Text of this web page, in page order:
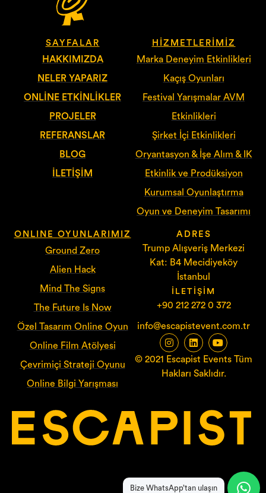
SAYFALAR
HAKKIMIZDA
NELER YAPARIZ
ONLINE ETKINLIKLER
PROJELER
REFERANSLAR
BLOG
İLETIŞIM
HIZMETLERIMIZ
Marka Deneyim Etkinlikleri
Kaçış Oyunları
Festival Yarışmalar AVM
Etkinlikleri
Şirket İçi Etkinlikleri
Oryantasyon & İşe Alım & IK
Etkinlik ve Prodüksiyon
Kurumsal Oyunlaştırma
Oyun ve Deneyim Tasarımı
ONLINE OYUNLARIMIZ
Ground Zero
Alien Hack
Mind The Signs
The Future Is Now
Özel Tasarım Online Oyun
Online Film Atölyesi
Çevrimiçi Strateji Oyunu
Online Bilgi Yarışması
Bize WhatsApp’tan ulaşın
ADRES
Trump Alışveriş Merkezi
Kat: B4 Mecidiyeköy
İstanbul
İLETIŞIM
+90 212 272 0 372
info@escapistevent.com.tr
© 2021 Escapist Events Tüm
Hakları Saklıdır.